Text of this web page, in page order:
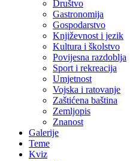
Društvo
Gastronomija
Gospodarstvo
Književnost i jezik
Kultura i školstvo
Povijesna razdoblja
Sport i rekreacija
Umjetnost
Vojska i ratovanje
Zaštićena baština
Zemljopis
Znanost
Galerije
Teme
Kviz